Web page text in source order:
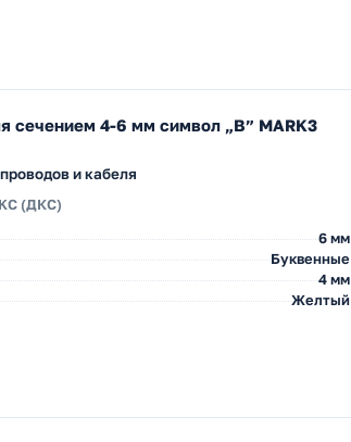
сечением 4-6 мм символ „B” MARK3
и кабеля
(ДКС)
6 мм
Буквенные
4 мм
Желтый